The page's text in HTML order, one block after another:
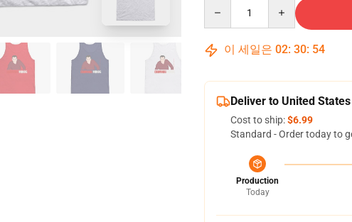
이 세일은 02: 30: 53
Deliver to United States
Cost to ship:$6.99
Standard - Order today to
Production
Today